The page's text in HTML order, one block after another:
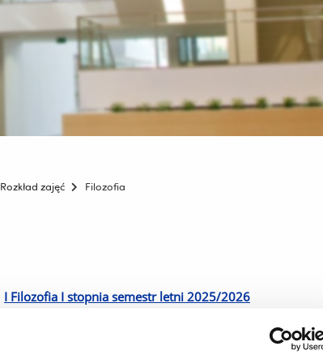
Rozkład zajęć Filozofia
I Filozofia I stopnia semestr letni 2025/2026